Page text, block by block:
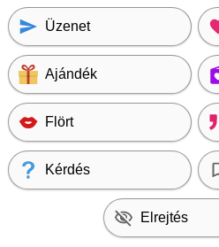
Üzenet
Ajándék
Flört
Kérdés
Elrejtés